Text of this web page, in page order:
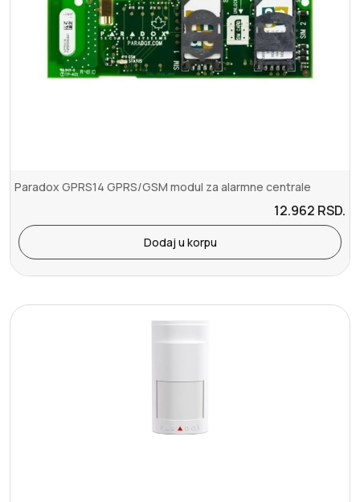
Paradox GPRS14 GPRS/GSM modul za alarmne centrale
12.962 RSD.
Dodaj u korpu